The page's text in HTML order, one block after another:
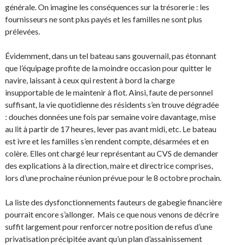
générale. On imagine les conséquences sur la trésorerie : les
fournisseurs ne sont plus payés et les familles ne sont plus
prélevées.
Évidemment, dans un tel bateau sans gouvernail, pas étonnant
que l’équipage profite de la moindre occasion pour quitter le
navire, laissant à ceux qui restent à bord la charge
insupportable de le maintenir à flot. Ainsi, faute de personnel
suffisant, la vie quotidienne des résidents s’en trouve dégradée
: douches données une fois par semaine voire davantage, mise
au lit à partir de 17 heures, lever pas avant midi, etc. Le bateau
est ivre et les familles s’en rendent compte, désarmées et en
colère. Elles ont chargé leur représentant au CVS de demander
des explications à la direction, maire et directrice comprises,
lors d’une prochaine réunion prévue pour le 8 octobre prochain.
La liste des dysfonctionnements fauteurs de gabegie financière
pourrait encore s’allonger. Mais ce que nous venons de décrire
suffit largement pour renforcer notre position de refus d’une
privatisation précipitée avant qu’un plan d’assainissement